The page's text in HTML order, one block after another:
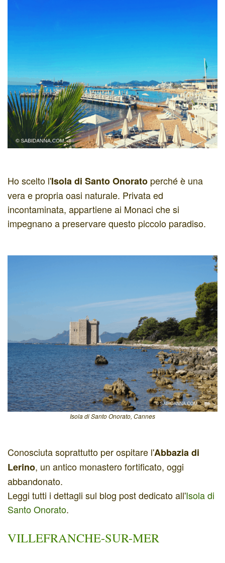
Ho scelto l'Isola di Santo Onorato perché è una
vera e propria oasi naturale. Privata ed
incontaminata, appartiene ai Monaci che si
impegnano a preservare questo piccolo paradiso.
Isola di Santo Onorato, Cannes
Conosciuta soprattutto per ospitare l'Abbazia di
Lerino, un antico monastero fortificato, oggi
abbandonato.
Leggi tutti i dettagli sul blog post dedicato all'Isola di
Santo Onorato.
VILLEFRANCHE-SUR-MER